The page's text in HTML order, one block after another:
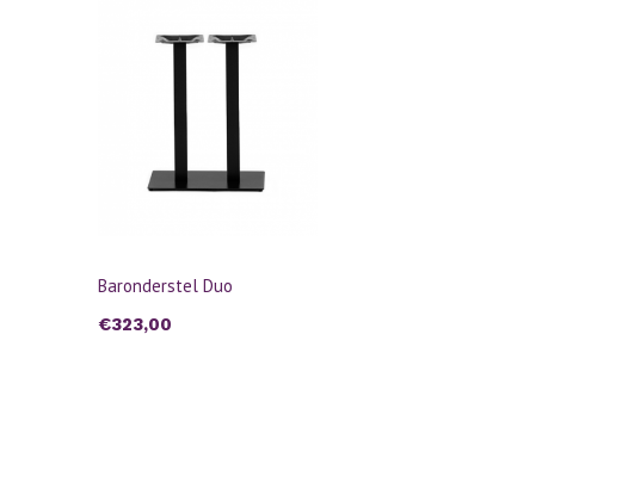
Baronderstel Duo
€323,00